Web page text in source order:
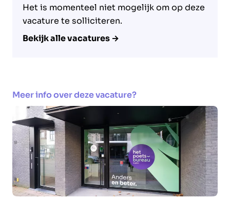
Het is momenteel niet mogelijk om op deze
vacature te solliciteren.
Bekijk alle vacatures →
Meer info over deze vacature?